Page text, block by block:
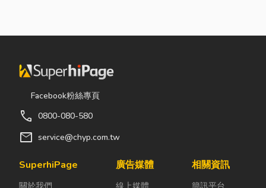
的嘉義挖土
速完成開挖、
整地與回填工
作，更能大幅
間，提高工程
效率。對許多
言，從農田整
除，此時如何
學問，下面小
希望能讓你在
考的文章。 工
疲勞與結構鏽
實，門片故障
Facebook粉絲專頁
call 0800-080-580
mail service@chyp.com.tw
SuperhiPage
關於我們
廣告媒體
線上媒體
相關資訊
簡訊平台